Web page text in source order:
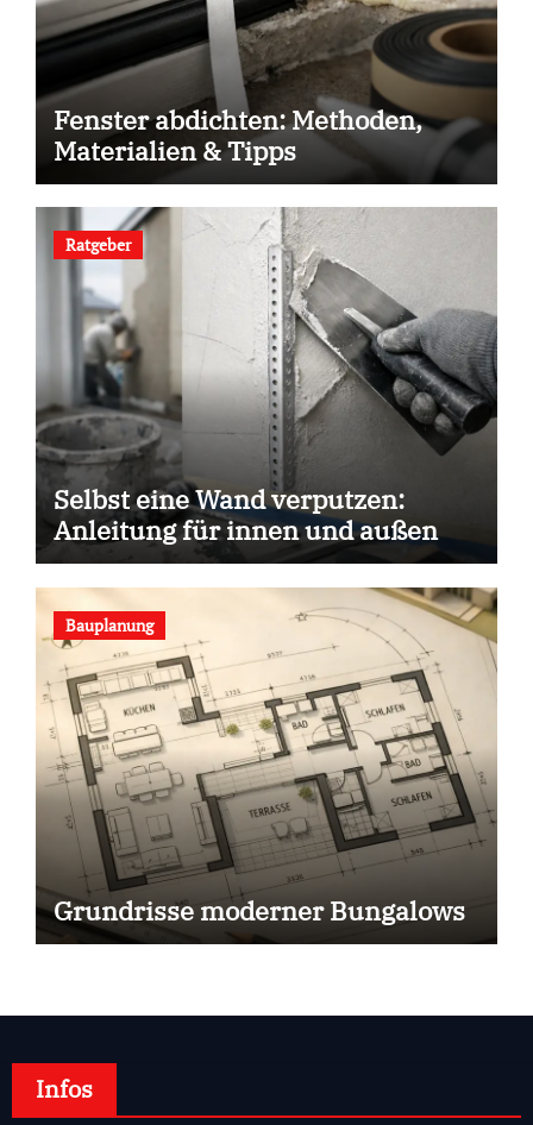
Fenster abdichten: Methoden,
Materialien & Tipps
Ratgeber
Selbst eine Wand verputzen:
Anleitung für innen und außen
Bauplanung
Grundrisse moderner Bungalows
Infos